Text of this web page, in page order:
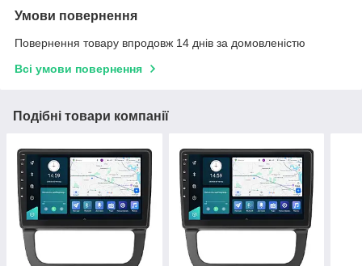
Умови повернення
Повернення товару впродовж 14 днів за домовленістю
Всі умови повернення
Подібні товари компанії